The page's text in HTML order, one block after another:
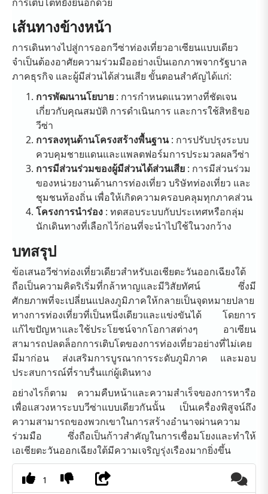
การเติบโตที่ยั่งยืนอีกด้วย
เส้นทางข้างหน้า
การเดินทางไปสู่การออกวีซ่าท่องเที่ยวอาเซียนแบบเดียว
จำเป็นต้องอาศัยความร่วมมืออย่างเป็นเอกภาพจากรัฐบาล
ภาคธุรกิจ และผู้มีส่วนได้ส่วนเสีย ขั้นตอนสำคัญได้แก่:
การพัฒนานโยบาย : การกำหนดแนวทางที่ชัดเจน
เกี่ยวกับคุณสมบัติ การดำเนินการ และการใช้สิทธิขอ
วีซ่า
การลงทุนด้านโครงสร้างพื้นฐาน: การปรับปรุงระบบ
ควบคุมชายแดนและแพลตฟอร์มการประมวลผลวีซ่า
การมีส่วนร่วมของผู้มีส่วนได้ส่วนเสีย : การมีส่วนร่วม
ของหน่วยงานด้านการท่องเที่ยว บริษัทท่องเที่ยว และ
ชุมชนท้องถิ่น เพื่อให้เกิดความครอบคลุมทุกภาคส่วน
โครงการนำร่อง : ทดสอบระบบกับประเทศหรือกลุ่ม
นักเดินทางที่เลือกไว้ก่อนที่จะนำไปใช้ในวงกว้าง
บทสรุป
ข้อเสนอวีซ่าท่องเที่ยวเดียวสำหรับเอเชียตะวันออกเฉียงใต้
ถือเป็นความคิดริเริ่มที่กล้าหาญและมีวิสัยทัศน์ ซึ่งมี
ศักยภาพที่จะเปลี่ยนแปลงภูมิภาคให้กลายเป็นจุดหมายปลาย
ทางการท่องเที่ยวที่เป็นหนึ่งเดียวและแข่งขันได้ โดยการ
แก้ไขปัญหาและใช้ประโยชน์จากโอกาสต่างๆ อาเซียน
สามารถปลดล็อกการเติบโตของการท่องเที่ยวอย่างที่ไม่เคย
มีมาก่อน ส่งเสริมการบูรณาการระดับภูมิภาค และมอบ
ประสบการณ์ที่ราบรื่นแก่ผู้เดินทาง
อย่างไรก็ตาม ความคืบหน้าและความสำเร็จของการหารือ
เพื่อแสวงหาระบบวีซ่าแบบเดียวกันนั้น เป็นเครื่องพิสูจน์ถึง
ความสามารถของพวกเขาในการสร้างอำนาจผ่านความ
ร่วมมือ ซึ่งถือเป็นก้าวสำคัญในการเชื่อมโยงและทำให้
เอเชียตะวันออกเฉียงใต้มีความเจริญรุ่งเรืองมากยิ่งขึ้น
1